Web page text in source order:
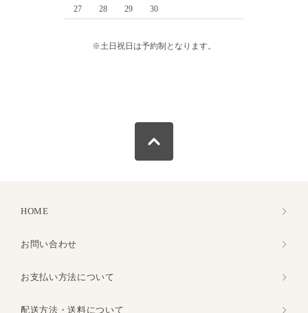
27
28 29 30
※土日祝日は予約制となります。
HOME
お問い合わせ
お支払い方法について
配送方法・送料について